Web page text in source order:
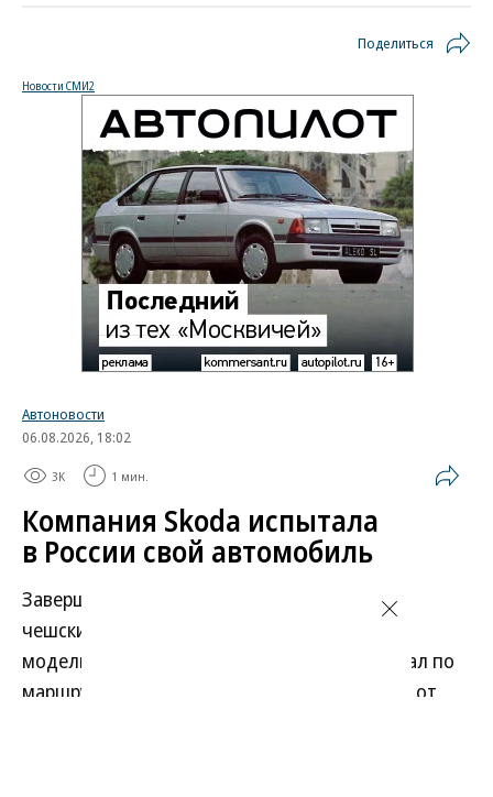
Поделиться
Новости СМИ2
Автоновости
06.08.2026, 18:02
3K 1 мин.
Компания Skoda испытала
в России свой автомобиль
Завершился автопробег, организованный
чешским автопроизводителем в поддержку
модели Kylaq. Компактный кроссовер проехал по
маршруту длиной более 19 тыс. километров от